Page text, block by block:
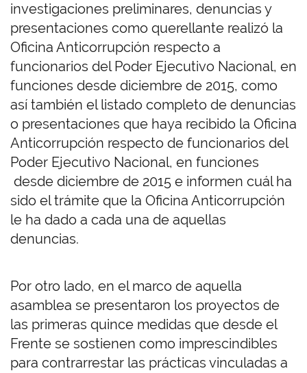
investigaciones preliminares, denuncias y
presentaciones como querellante realizó la
Oficina Anticorrupción respecto a
funcionarios del Poder Ejecutivo Nacional, en
funciones desde diciembre de 2015, como
así también el listado completo de denuncias
o presentaciones que haya recibido la Oficina
Anticorrupción respecto de funcionarios del
Poder Ejecutivo Nacional, en funciones
desde diciembre de 2015 e informen cuál ha
sido el trámite que la Oficina Anticorrupción
le ha dado a cada una de aquellas
denuncias.
Por otro lado, en el marco de aquella
asamblea se presentaron los proyectos de
las primeras quince medidas que desde el
Frente se sostienen como imprescindibles
para contrarrestar las prácticas vinculadas a